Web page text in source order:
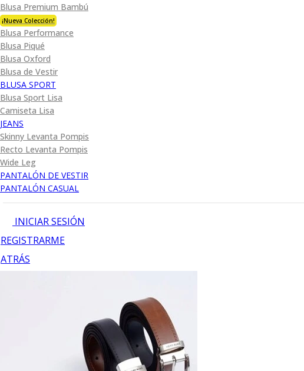
Blusa Premium Bambú
¡Nueva Colección!
Blusa Performance
Blusa Piqué
Blusa Oxford
Blusa de Vestir
BLUSA SPORT
Blusa Sport Lisa
Camiseta Lisa
JEANS
Skinny Levanta Pompis
Recto Levanta Pompis
Wide Leg
PANTALÓN DE VESTIR
PANTALÓN CASUAL
INICIAR SESIÓN
REGISTRARME
ATRÁS